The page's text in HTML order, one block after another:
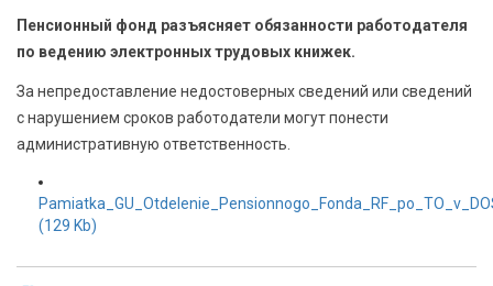
БЕЗОПАСНОСТЬ
СПОРТ
Пенсионный фонд разъясняет обязанности работодателя
по ведению электронных трудовых книжек.
За непредоставление недостоверных сведений или сведений
с нарушением сроков работодатели могут понести
административную ответственность.
(129 Kb)